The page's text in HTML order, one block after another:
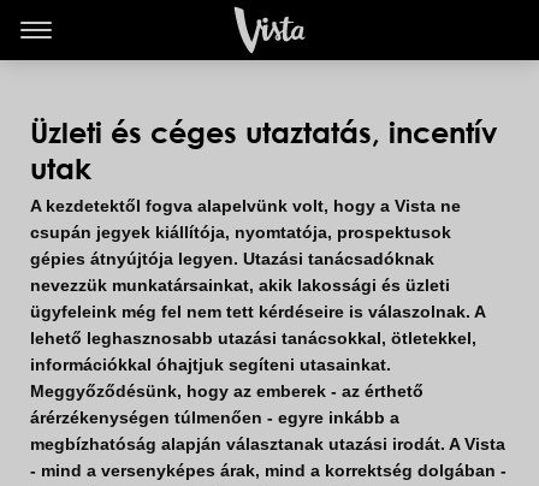
Üzleti és céges utaztatás, incentív
utak
A kezdetektől fogva alapelvünk volt, hogy a Vista ne
csupán jegyek kiállítója, nyomtatója, prospektusok
gépies átnyújtója legyen. Utazási tanácsadóknak
nevezzük munkatársainkat, akik lakossági és üzleti
ügyfeleink még fel nem tett kérdéseire is válaszolnak. A
lehető leghasznosabb utazási tanácsokkal, ötletekkel,
információkkal óhajtjuk segíteni utasainkat.
Meggyőződésünk, hogy az emberek - az érthető
árérzékenységen túlmenően - egyre inkább a
megbízhatóság alapján választanak utazási irodát. A Vista
- mind a versenyképes árak, mind a korrektség dolgában -